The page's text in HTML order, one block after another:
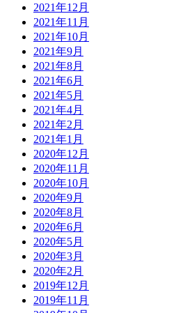
2021年12月
2021年11月
2021年10月
2021年9月
2021年8月
2021年6月
2021年5月
2021年4月
2021年2月
2021年1月
2020年12月
2020年11月
2020年10月
2020年9月
2020年8月
2020年6月
2020年5月
2020年3月
2020年2月
2019年12月
2019年11月